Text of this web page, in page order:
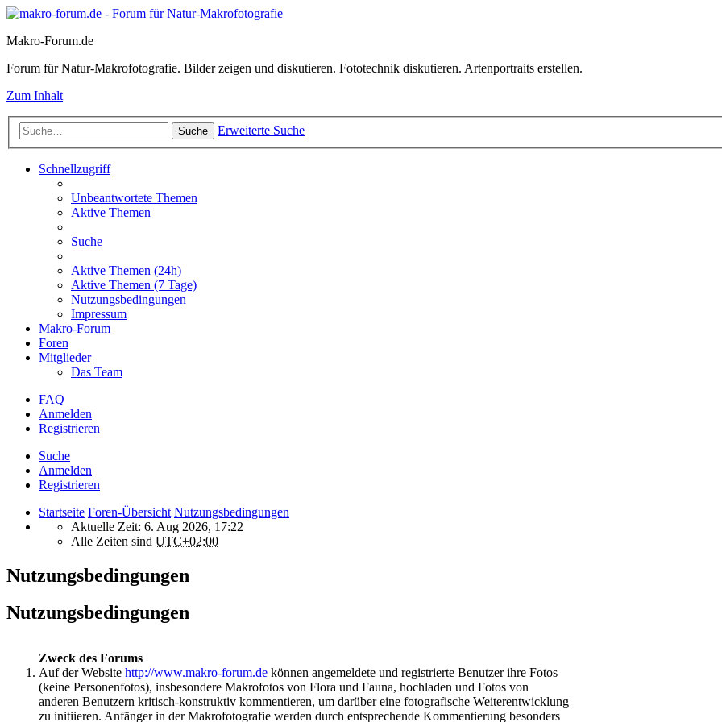
Makro-Forum.de
Forum für Natur-Makrofotografie. Bilder zeigen und diskutieren. Fototechnik diskutieren. Artenportraits erstellen.
Zum Inhalt
Suche Erweiterte Suche
Schnellzugriff
Unbeantwortete Themen
Aktive Themen
Suche
Aktive Themen (24h)
Aktive Themen (7 Tage)
Nutzungsbedingungen
Impressum
Makro-Forum
Foren
Mitglieder
Das Team
FAQ
Anmelden
Registrieren
Suche
Anmelden
Registrieren
Startseite Foren-Übersicht Nutzungsbedingungen
Aktuelle Zeit: 6. Aug 2026, 17:22
Alle Zeiten sind UTC+02:00
Nutzungsbedingungen
Nutzungsbedingungen
Zweck des Forums
Auf der Website http://www.makro-forum.de können angemeldete und registrierte Benutzer ihre Fotos
(keine Personenfotos), insbesondere Makrofotos von Flora und Fauna, hochladen und Fotos von
anderen Benutzern kritisch-konstruktiv kommentieren, um darüber eine fotografische Weiterentwicklung
zu initiieren. Anfänger in der Makrofotografie werden durch entsprechende Kommentierung besonders